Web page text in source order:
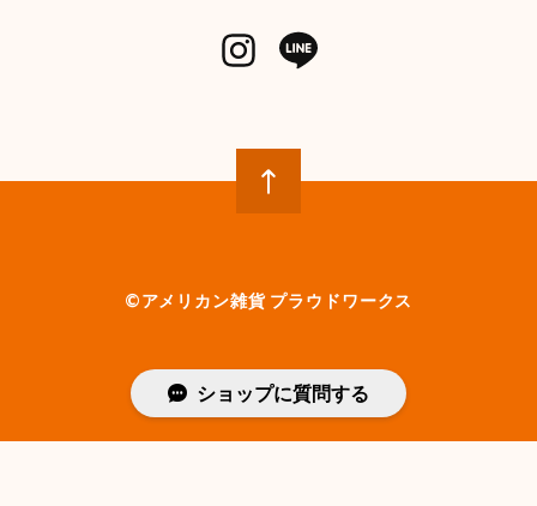
©︎アメリカン雑貨 プラウドワークス
ショップに質問する